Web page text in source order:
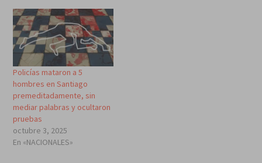
Policías mataron a 5
hombres en Santiago
premeditadamente, sin
mediar palabras y ocultaron
pruebas
octubre 3, 2025
En «NACIONALES»